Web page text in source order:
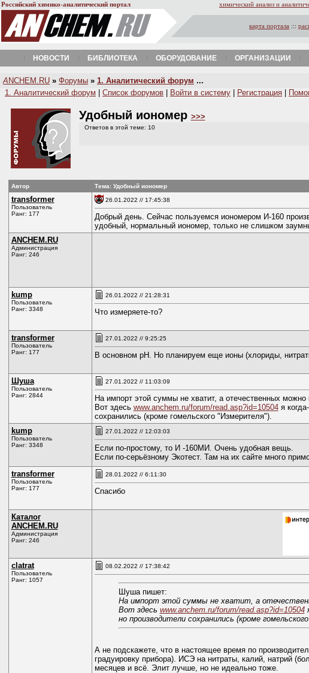
Российский химико-аналитический портал химический анализ и
карта портала :::
НОВОСТИ БИБЛИОТЕКА ОБОРУДОВАНИЕ ОРГАНИЗАЦИИ
A NCHEM.RU » Форумы » 1. Аналитический форум ...
1. Аналитический форум
Список форумов Войти в систему Регистрация
Удобный иономер >>>
Ответов в этой теме: 10
Автор Тема: Удобный иономер
transformer
Пользователь
Ранг: 177
26.01.2022 // 17:45:38
Добрый день. Сейчас пользуемся иономером И-160
удобный, нормальный иономер, только не слишком
ANCHEM.RU
Администрация
Ранг: 246
kump
Пользователь
Ранг: 3348
26.01.2022 // 21:28:31
Что измеряете-то?
transformer
Пользователь
Ранг: 177
27.01.2022 // 9:25:25
В основном рН. Но планируем еще ионы (хлориды,
Шуша
Пользователь
Ранг: 2844
27.01.2022 // 11:03:09
На импорт этой суммы не хватит, а отечественных можно
Вот здесь www.anchem.ru/forum/read.asp?id=10504я
сохранились (кроме гомельского "Измерителя").
kump
Пользователь
Ранг: 3348
27.01.2022 // 12:03:03
Если по-простому, то И -160МИ. Очень удобная вещь.
Если по-серьёзному Экотест. Там на их сайте много
transformer
Пользователь
Ранг: 177
28.01.2022 // 6:11:30
Спасибо
Каталог
ANCHEM.RU
Администрация
Ранг: 246
clatrat
Пользователь
Ранг: 1057
08.02.2022 // 17:38:42
Шуша пишет:
На импорт этой суммы не хватит, а
Вот здесь www.anchem.ru/forum/read.asp?id=10504
но производители сохранились (кроме
А не подскажете, что в настоящее время по
градуировку прибора). ИСЭ на нитраты, калий, натрий
месяцев и всё. Элит лучше, но не идеально тоже.